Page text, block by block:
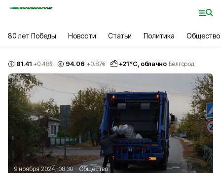
80 лет Победы Новости Статьи Политика Общество
81.41 +0.48$ 94.06 +0.87€ +21°С, облачно Белгород
9 ноября 2024, 08:30
Общество